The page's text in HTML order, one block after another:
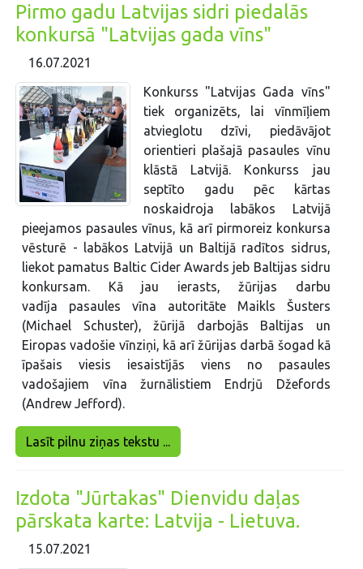
Pirmo gadu Latvijas sidri piedalās
konkursā "Latvijas gada vīns"
16.07.2021
Konkurss "Latvijas Gada vīns"
tiek organizēts, lai vīnmīļiem
atvieglotu dzīvi, piedāvājot
orientieri plašajā pasaules vīnu
klāstā Latvijā. Konkurss jau
septīto gadu pēc kārtas
noskaidroja labākos Latvijā
pieejamos pasaules vīnus, kā arī pirmoreiz konkursa
vēsturē - labākos Latvijā un Baltijā radītos sidrus,
liekot pamatus Baltic Cider Awards jeb Baltijas sidru
konkursam. Kā jau ierasts, žūrijas darbu
vadīja pasaules vīna autoritāte Maikls Šusters
(Michael Schuster), žūrijā darbojās Baltijas un
Eiropas vadošie vīnziņi, kā arī žūrijas darbā šogad kā
īpašais viesis iesaistījās viens no pasaules
vadošajiem vīna žurnālistiem Endrjū Džefords
(Andrew Jefford).
Lasīt pilnu ziņas tekstu ...
Izdota "Jūrtakas" Dienvidu daļas
pārskata karte: Latvija - Lietuva.
15.07.2021